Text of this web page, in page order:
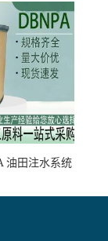
油田注水系统